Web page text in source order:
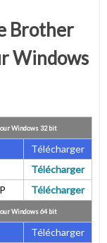
Brother
Windows
Windows 32 bit
Télécharger
Télécharger
Télécharger
Windows 64 bit
Télécharger